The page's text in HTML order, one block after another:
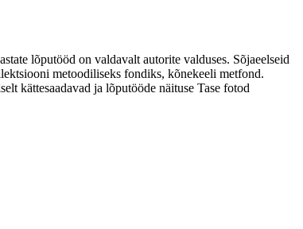
lõputööd on valdavalt autorite valduses. Sõjaeelseid
metoodiliseks fondiks, kõnekeeli metfond.
kättesaadavad ja lõputööde näituse Tase fotod